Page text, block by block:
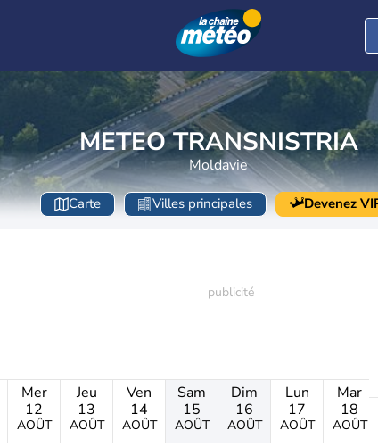
METEO TRANSNISTRIA
Moldavie
Carte Villes principales Devenez
Mer
12
AOÛT
Jeu
13
AOÛT
Ven
14
AOÛT
Sam
15
AOÛT
Dim
16
AOÛT
Lun
17
AOÛT
Mar
18
AOÛT